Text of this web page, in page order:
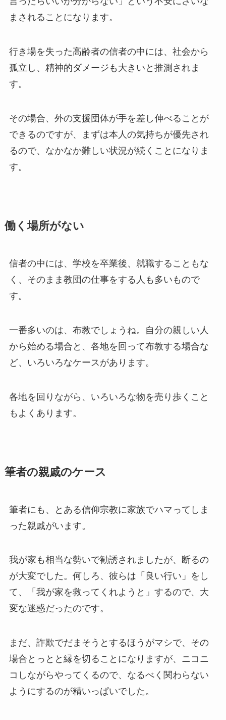
まされることになります。
行き場を失った高齢者の信者の中には、社会から
孤立し、精神的ダメージも大きいと推測されま
す。
その場合、外の支援団体が手を差し伸べることが
できるのですが、まずは本人の気持ちが優先され
るので、なかなか難しい状況が続くことになりま
す。
働く場所がない
信者の中には、学校を卒業後、就職することもな
く、そのまま教団の仕事をする人も多いもので
す。
一番多いのは、布教でしょうね。自分の親しい人
から始める場合と、各地を回って布教する場合な
ど、いろいろなケースがあります。
各地を回りながら、いろいろな物を売り歩くこと
もよくあります。
筆者の親戚のケース
筆者にも、とある信仰宗教に家族でハマってしま
った親戚がいます。
我が家も相当な勢いで勧誘されましたが、断るの
が大変でした。何しろ、彼らは「良い行い」をし
て、「我が家を救ってくれようと」するので、大
変な迷惑だったのです。
まだ、詐欺でだまそうとするほうがマシで、その
場合とっとと縁を切ることになりますが、ニコニ
コしながらやってくるので、なるべく関わらない
ようにするのが精いっぱいでした。